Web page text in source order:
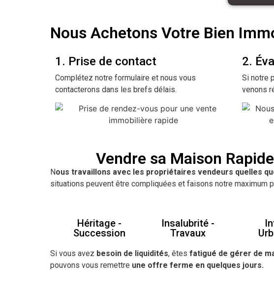
Nous Achetons Votre Bien
1. Prise de contact
Complétez notre formulaire et nous vous
contacterons dans les brefs délais.
2.
Si notre
venons
Vendre sa Maison
Nous travaillons avec les propriétaires vendeurs quelles
situations peuvent être compliquées et faisons notre maximum
Héritage -
Succession
Insalubrité -
Travaux
Si vous avez besoin de liquidités, êtes fatigué de gérer de
pouvons vous remettre une offre ferme en quelques jours.